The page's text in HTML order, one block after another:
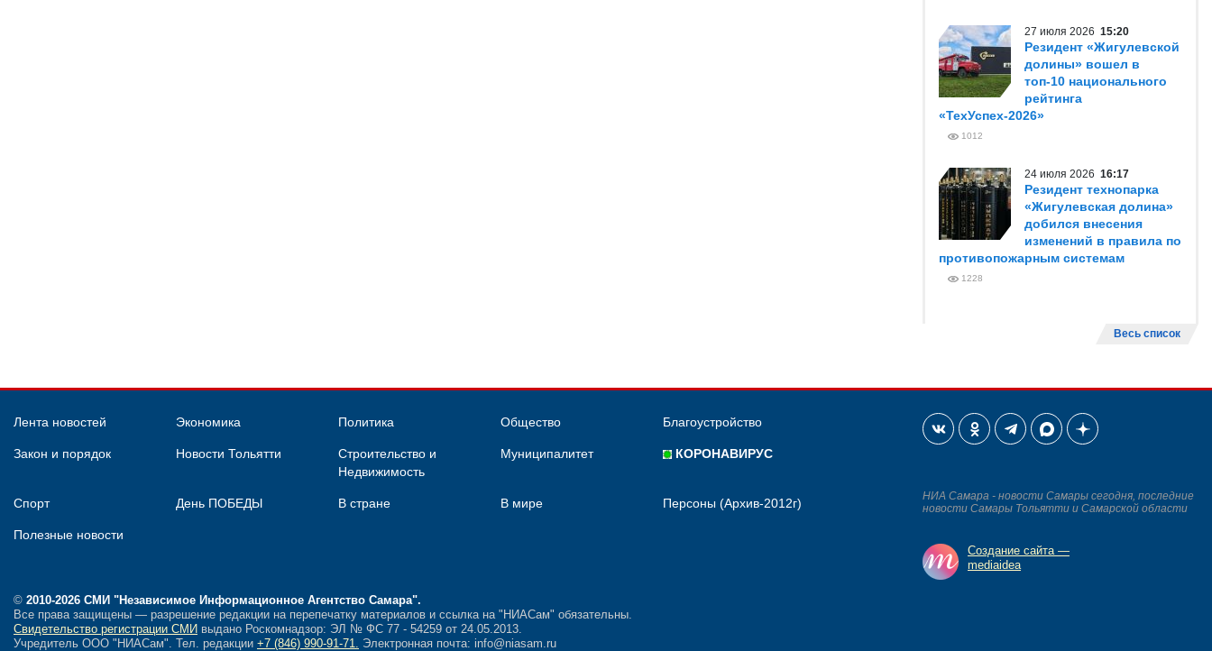
27 июля 2026 15:20
Резидент «Жигулевской
долины» вошел в
топ-10 национального
рейтинга
«ТехУспех-2026»
1012
24 июля 2026 16:17
Резидент технопарка
«Жигулевская долина»
добился внесения
изменений в правила по
противопожарным системам
1228
Весь список
Лента новостей Экономика Политика Общество Благоустройство
Закон и порядок Новости Тольятти
Строительство и
Недвижимость
Муниципалитет КОРОНАВИРУС
Спорт День ПОБЕДЫ В стране В мире Персоны (Архив-2012г)
Полезные новости
© 2010-2026 СМИ "Независимое Информационное Агентство Самара".
Все права защищены — разрешение редакции на перепечатку материалов и ссылка на "НИАСам" обязательны.
Свидетельство регистрации СМИ выдано Роскомнадзор: ЭЛ № ФС 77 - 54259 от 24.05.2013.
Учредитель ООО "НИАСам". Тел. редакции +7 (846) 990-91-71. Электронная почта: info@niasam.ru
НИА Самара - новости Самары сегодня, последние
новости Самары Тольятти и Самарской области
Создание сайта —
mediaidea